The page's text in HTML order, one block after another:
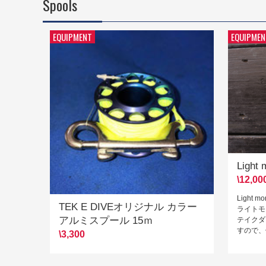
Spools
EQUIPMENT
TEK E DIVEオリジナル カラー
アルミスプール 15ｍ
\3,300
Light
Light
ライト
テイク
すので